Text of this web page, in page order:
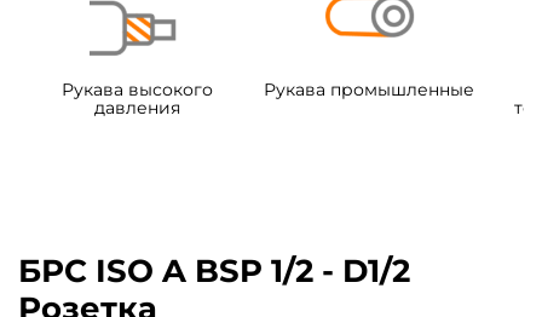
Рукава высокого
давления
Рукава промышленные
БРС ISO A BSP 1/2 - D1/2
Розетка